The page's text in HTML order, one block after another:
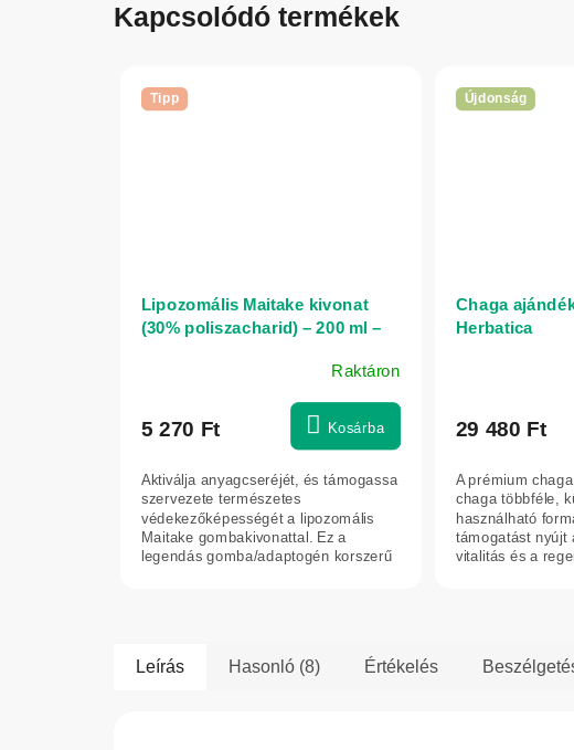
Kapcsolódó termékek
Tipp
Lipozomális Maitake kivonat
(30% poliszacharid) – 200 ml –
Raktáron
5 270 Ft Kosárba
Aktiválja anyagcseréjét, és támogassa
szervezete természetes
védekezőképességét a lipozomális
Maitake gombakivonattal. Ez a
legendás gomba/adaptogén korszerű
Újdonság
Chaga
Herbatica
29 480 Ft
A prémium
chaga többféle,
használható
támogatást nyújt
vitalitás és a
Leírás Hasonló (8) Értékelés